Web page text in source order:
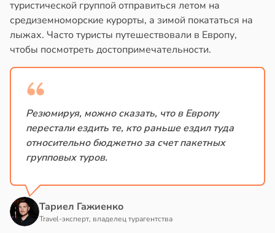
туристической группой отправиться летом на
средиземноморские курорты, а зимой покататься на
лыжах. Часто туристы путешествовали в Европу,
чтобы посмотреть достопримечательности.
Резюмируя, можно сказать, что в Европу
перестали ездить те, кто раньше ездил туда
относительно бюджетно за счет пакетных
групповых туров.
Тариел Гажиенко
Travel-эксперт, владелец турагентства